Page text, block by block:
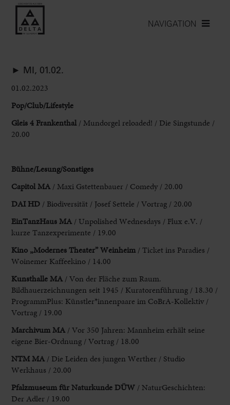
NAVIGATION
► MI, 01.02.
01.02.2023
Pop/Club/Lifestyle
Gleis 4 Frankenthal/ Mundorgel reloaded! / Die Singstunde /
20.00
Bühne/Lesung/Sonstiges
Capitol MA / Maxi Gstettenbauer / Comedy / 20.00
DAI HD / Biodiversität / Josef Settele / Vortrag / 20.00
EinTanzHaus MA / Unpolished Wednesdays / Flux e.V. /
kurze Tanzexperimente / 19.00
Kino „Modernes Theater” Weinheim / Ticket ins Paradies /
Woinemer Kaffeekino / 14.00
Kunsthalle MA / Von der Fläche zum Raum.
Bildhauerzeichnungen seit 1945 / Kuratorenführung / 18.30 /
ProgrammPlus: Künstler*innenpaare im CoBrA-Kollektiv /
Vortrag / 19.00
Marchivum MA / Vor 350 Jahren: Mannheim erhält seine
eigene Bier-Ordnung / Vortrag / 18.00
NTM MA / Die Leiden des jungen Werther / Studio
Werkhaus / 20.00
Pfalzmuseum für NaturkundeDÜW / NaturGeschichten:
Der Adler / 19.00